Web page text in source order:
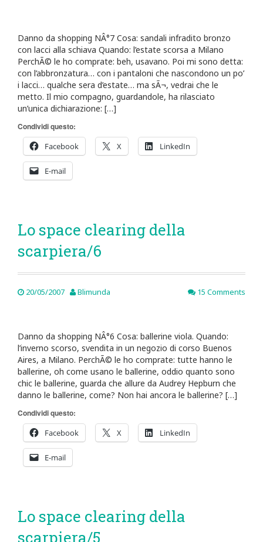
Danno da shopping NÂ°7 Cosa: sandali infradito bronzo
con lacci alla schiava Quando: l’estate scorsa a Milano
PerchÃ© le ho comprate: beh, usavano. Poi mi sono detta:
con l’abbronzatura… con i pantaloni che nascondono un po’
i lacci… qualche sera d’estate… ma sÃ¬, vedrai che le
metto. Il mio compagno, guardandole, ha rilasciato
un’unica dichiarazione: […]
Condividi questo:
Facebook
X LinkedIn
E-mail
Lo space clearing della
scarpiera/6
20/05/2007 Blimunda 15 Comments
Danno da shopping NÂ°6 Cosa: ballerine viola. Quando:
l’inverno scorso, svendita in un negozio di corso Buenos
Aires, a Milano. PerchÃ© le ho comprate: tutte hanno le
ballerine, oh come usano le ballerine, oddio quanto sono
chic le ballerine, guarda che allure da Audrey Hepburn che
danno le ballerine, come? Non hai ancora le ballerine? […]
Condividi questo:
Facebook
X LinkedIn
E-mail
Lo space clearing della
scarpiera/5